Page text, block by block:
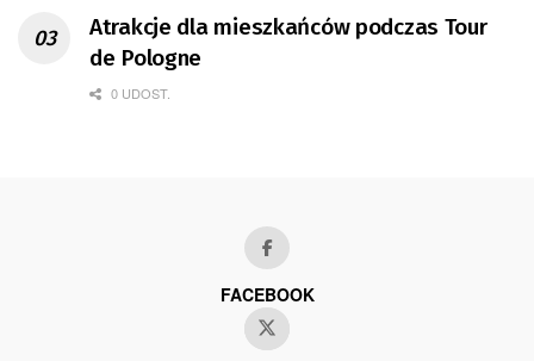
Atrakcje dla mieszkańców podczas Tour
de Pologne
0 UDOST.
FACEBOOK